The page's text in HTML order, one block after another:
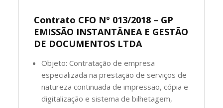
Contrato CFO Nº 013/2018 – GP
EMISSÃO INSTANTÂNEA E GESTÃO
DE DOCUMENTOS LTDA
Objeto: Contratação de empresa
especializada na prestação de serviços de
natureza continuada de impressão, cópia e
digitalização e sistema de bilhetagem,